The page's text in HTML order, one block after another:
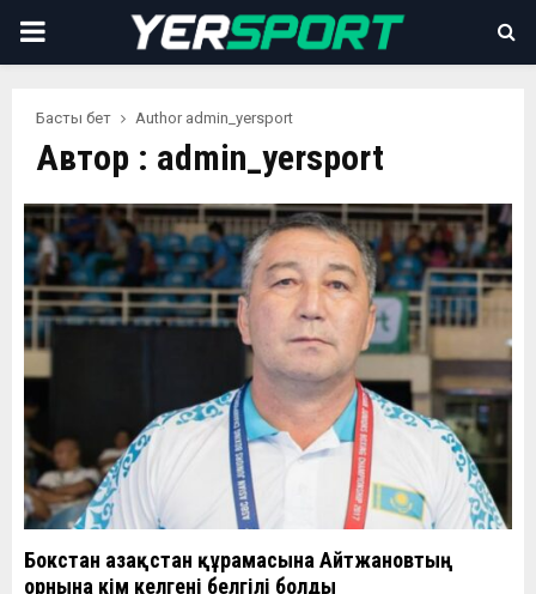
PRIMARY
Басты бет Author admin_yersport
Автор : admin_yersport
Бокстан Қазақстан құрамасына Айтжановтың
орнына кім келгені белгілі болды